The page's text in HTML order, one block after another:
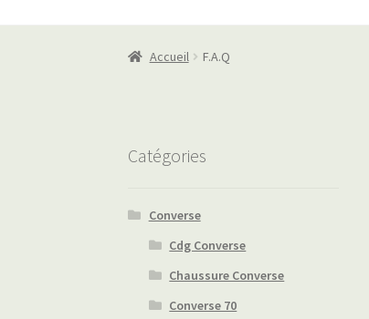
Accueil F.A.Q
Catégories
Converse
Cdg Converse
Chaussure Converse
Converse 70